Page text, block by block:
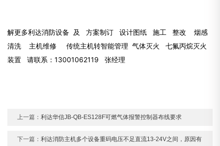
解更多利达消防设备 及 方案制订 设计图纸 施工 整改 烟感
清洗 主机维修 传统主机转智能管理 气体灭火 七氟丙烷灭火
装置 请联系：13001062119 张经理
上一篇：利达华信JB-QB-ES128F可燃气体报警控制器布线要求
下一篇：利达消防主机多个设备重码电压不足直流13-24V之间，原因有